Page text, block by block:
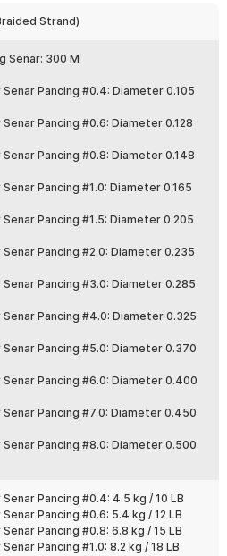
getaran kecil dari umpan atau gigitan
untuk teknik casting, jigging,
Jauh
diameter relatif tipis sehingga
Hasilnya lemparan menjadi
untuk area spot ikan yang jauh
bisa mengisi spool reel dengan
fishing line untuk beberapa
membeli gulungan pendek
aktif.
Laut
berbagai kondisi perairan. Cocok
hingga laut. Pilihan tepat untuk yang
serbaguna untuk berbagai trip.
hingga 0.500 mm sesuai target ikan.
air tawar, hingga ikan laut
reel dan teknik memancing Anda.
pembelian produk ini:
PE 4 Braided Strand Fishing Line
Strand)
Senar: 300 M
Senar Pancing #0.4: Diameter 0.105
Pancing #0.6: Diameter 0.128
Senar Pancing #0.8: Diameter 0.148
Pancing #1.0: Diameter 0.165
Senar Pancing #1.5: Diameter 0.205
Senar Pancing #2.0: Diameter 0.235
Senar Pancing #3.0: Diameter 0.285
Senar Pancing #4.0: Diameter 0.325
Senar Pancing #5.0: Diameter 0.370
Senar Pancing #6.0: Diameter 0.400
Senar Pancing #7.0: Diameter 0.450
Senar Pancing #8.0: Diameter 0.500
Pancing #0.4: 4.5 kg / 10 LB
Pancing #0.6: 5.4 kg / 12 LB
Pancing #0.8: 6.8 kg / 15 LB
Pancing #1.0: 8.2 kg / 18 LB